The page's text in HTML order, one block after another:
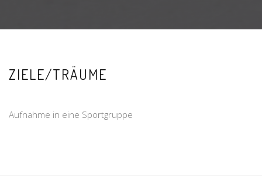
ZIELE/TRÄUME
Aufnahme in eine Sportgruppe